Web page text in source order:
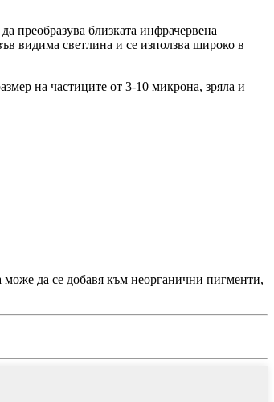
преобразува близката инфрачервена
видима светлина и се използва широко в
на частиците от 3-10 микрона, зряла и
да се добавя към неорганични пигменти,